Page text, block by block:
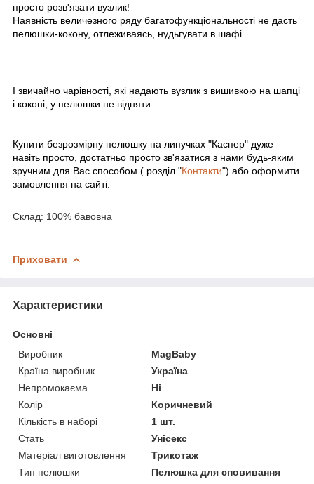
просто розв'язати вузлик!
Наявність величезного ряду багатофункціональності не дасть
пелюшки-кокону, отлеживаясь, нудьгувати в шафі.
І звичайно чарівності, які надають вузлик з вишивкою на шапці
і коконі, у пелюшки не відняти.
Купити безрозмірну пелюшку на липучках "Каспер" дуже
навіть просто, достатньо просто зв'язатися з нами будь-яким
зручним для Вас способом ( розділ "Контакти") або оформити
замовлення на сайті.
Склад: 100% бавовна
Приховати
Характеристики
Основні
Виробник
MagBaby
Країна виробник
Україна
Непромокаєма
Ні
Колір
Коричневий
Кількість в наборі
1 шт.
Стать
Унісекс
Матеріал виготовлення
Трикотаж
Тип пелюшки
Пелюшка для сповивання